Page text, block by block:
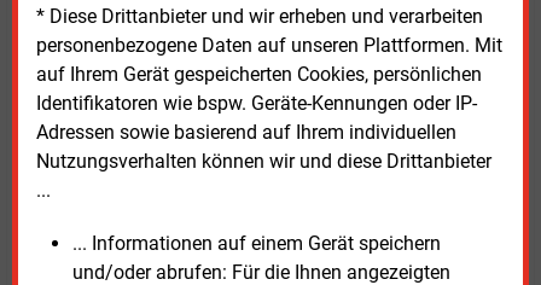
* Diese Drittanbieter und wir erheben und verarbeiten
personenbezogene Daten auf unseren Plattformen. Mit
auf Ihrem Gerät gespeicherten Cookies, persönlichen
Identifikatoren wie bspw. Geräte-Kennungen oder IP-
Adressen sowie basierend auf Ihrem individuellen
Nutzungsverhalten können wir und diese Drittanbieter
...
... Informationen auf einem Gerät speichern
und/oder abrufen: Für die Ihnen angezeigten
Aufsichtsratschef Staatssekretär Severin Fischer
(SPD) sagte vor den Medien, neben technischen
Maßnahmen gehe es auch darum, Unternehmen und
Verbraucher für Vorsorge und den Umgang mit
Krisensituationen zu sensibilisieren. „Mit
Netztrennschaltern für PV-Anlagen mit Speicher
was bisher nur bei fünf Prozent der Anlagen verbaut
ist“, so Landeck.